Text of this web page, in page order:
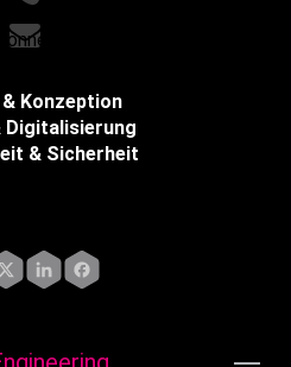
Konzeption
Digitalisierung
& Sicherheit
X LinkedInFacebook